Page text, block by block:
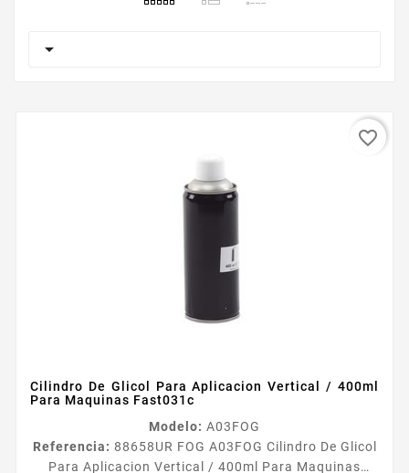

Cilindro De Glicol Para Aplicacion Vertical / 400ml
Para Maquinas Fast031c
Modelo: A03FOG
Referencia: 88658UR FOG A03FOG Cilindro De Glicol
Para Aplicacion Vertical / 400ml Para Maquinas
favorite_border